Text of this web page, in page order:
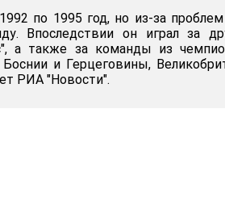
по 1995 год, но из-за
Впоследствии он играл за
а также за команды из
и Герцеговины,
РИА "Новости".